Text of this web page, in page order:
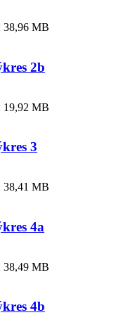
38,96 MB
2b
19,92 MB
3
38,41 MB
4a
38,49 MB
4b